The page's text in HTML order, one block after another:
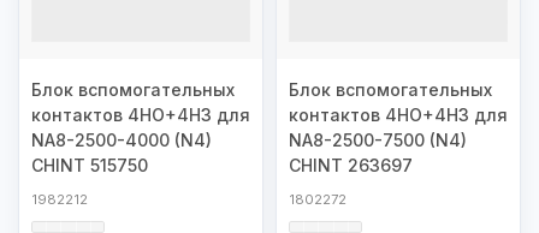
Блок вспомогательных
контактов 4НО+4НЗ для
NA8-2500-4000 (N4)
CHINT 515750
1982212
Блок вспомогательных
контактов 4НО+4НЗ для
NA8-2500-7500 (N4)
CHINT 263697
1802272